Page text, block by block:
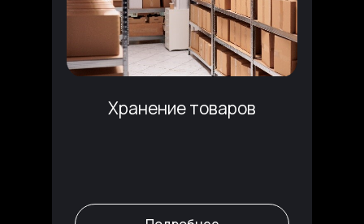
Хранение товаров